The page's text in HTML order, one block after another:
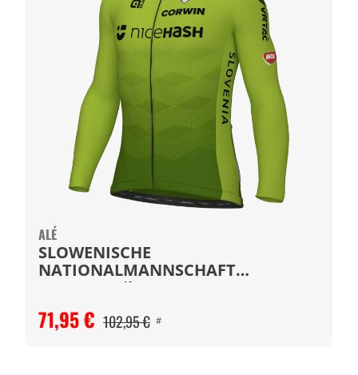
ALÉ
SLOWENISCHE
NATIONALMANNSCHAFT
Langarmtrikot 2024
71,95 € 102,95 € #